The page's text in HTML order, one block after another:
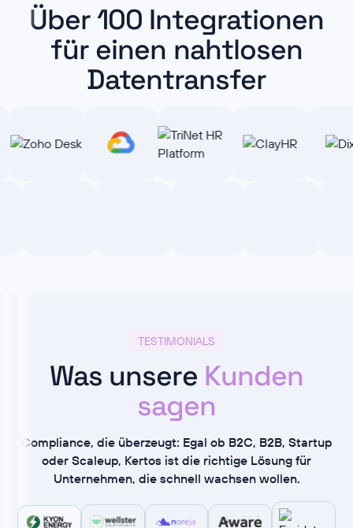
Über 100 Integrationen
für einen nahtlosen
Datentransfer
TESTIMONIALS
Was unsere Kunden
sagen
Compliance, die überzeugt: Egal ob B2C, B2B, Startup
oder Scaleup, Kertos ist die richtige Lösung für
Unternehmen, die schnell wachsen wollen.